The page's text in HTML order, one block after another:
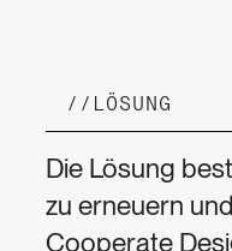
// LÖSUNG
Die Lösung
zu erneuern
Cooperate